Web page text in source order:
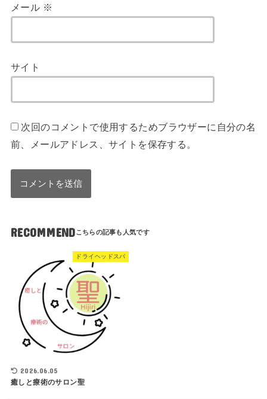
メール ※
サイト
次回のコメントで使用するためブラウザーに自分の名
前、メールアドレス、サイトを保存する。
RECOMMEND
ドライヘッドスパ
2026.06.05
癒しと療術のサロン聖